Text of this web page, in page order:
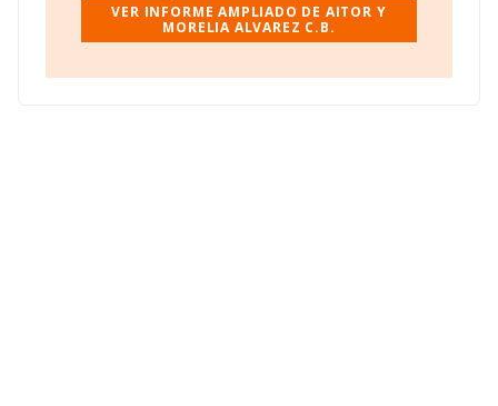
VER INFORME AMPLIADO DE AITOR Y
MORELIA ALVAREZ C.B.